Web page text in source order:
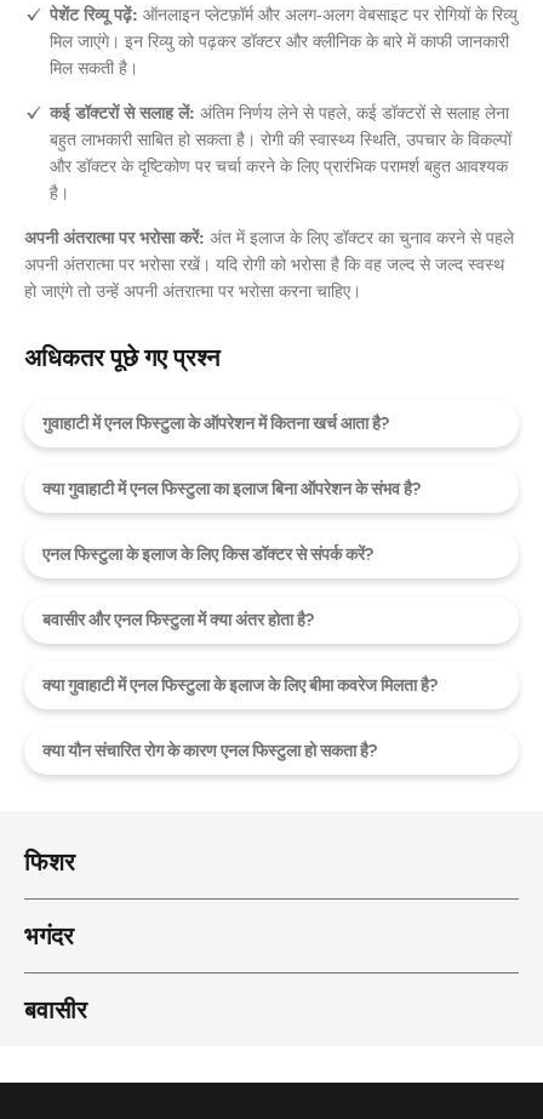
पेशेंट रिव्यू पढ़ें: ऑनलाइन प्लेटफ़ॉर्म और अलग-अलग वेबसाइट पर रोगियों के रिव्यु
मिल जाएंगे। इन रिव्यु को पढ़कर डॉक्टर और क्लीनिक के बारे में काफी जानकारी
मिल सकती है।
कई डॉक्टरों से सलाह लें: अंतिम निर्णय लेने से पहले, कई डॉक्टरों से सलाह लेना
बहुत लाभकारी साबित हो सकता है। रोगी की स्वास्थ्य स्थिति, उपचार के विकल्पों
और डॉक्टर के दृष्टिकोण पर चर्चा करने के लिए प्रारंभिक परामर्श बहुत आवश्यक
है।
अपनी अंतरात्मा पर भरोसा करें: अंत में इलाज के लिए डॉक्टर का चुनाव करने से पहले
अपनी अंतरात्मा पर भरोसा रखें। यदि रोगी को भरोसा है कि वह जल्द से जल्द स्वस्थ
हो जाएंगे तो उन्हें अपनी अंतरात्मा पर भरोसा करना चाहिए।
अधिकतर पूछे गए प्रश्न
गुवाहाटी में एनल फिस्टुला के ऑपरेशन में कितना खर्च आता है?
क्या गुवाहाटी में एनल फिस्टुला का इलाज बिना ऑपरेशन के संभव है?
एनल फिस्टुला के इलाज के लिए किस डॉक्टर से संपर्क करें?
बवासीर और एनल फिस्टुला में क्या अंतर होता है?
क्या गुवाहाटी में एनल फिस्टुला के इलाज के लिए बीमा कवरेज मिलता है?
क्या यौन संचारित रोग के कारण एनल फिस्टुला हो सकता है?
फिशर
भगंदर
बवासीर